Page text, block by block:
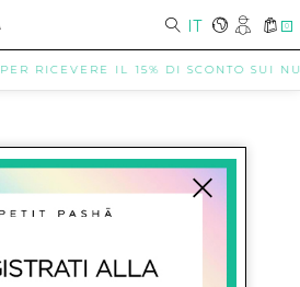
IT 0
RICEVERE IL 15% DI SCONTO SUI
Umberto I 301 Napoli